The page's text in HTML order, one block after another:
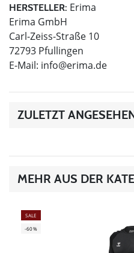
HERSTELLER: Erima
Erima GmbH
Carl-Zeiss-Straße 10
72793 Pfullingen
E-Mail: info@erima.de
ZULETZT
MEHR AUS DER
SALE
-60%